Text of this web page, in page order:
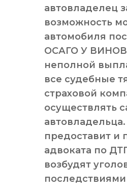
автовладелец
возможность
автомобиля
ОСАГО У
неполной
все судебные
страховой
осуществлять
предоставит и
адвоката по
возбудят